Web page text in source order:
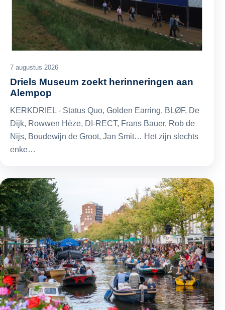
7 augustus 2026
Driels Museum zoekt herinneringen aan
Alempop
KERKDRIEL - Status Quo, Golden Earring, BLØF, De
Dijk, Rowwen Hèze, DI-RECT, Frans Bauer, Rob de
Nijs, Boudewijn de Groot, Jan Smit… Het zijn slechts
enke…